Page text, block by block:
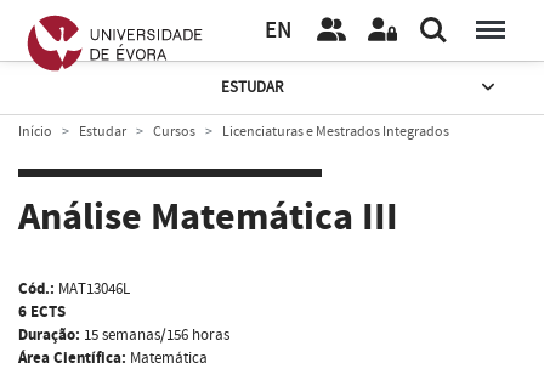
EN
ESTUDAR
Início Estudar Cursos Licenciaturas e Mestrados Integrados
Análise Matemática III
Cód.: MAT13046L
6 ECTS
Duração: 15 semanas/156 horas
Área Científica: Matemática